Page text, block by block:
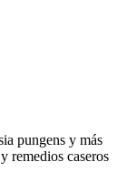
pungens y más
remedios caseros